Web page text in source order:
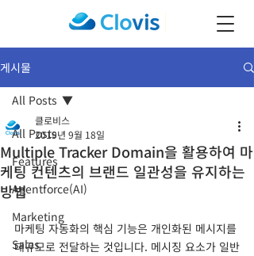
게시물
All Posts
Features
Agentforce(AI)
Marketing
Sales
All Posts
Multiple Tracker Domain을 활용하여 마
케팅 컨텐츠의 브랜드 일관성을 유지하는
방법
클로비스
2019년 9월 18일
마케팅 자동화의 핵심 기능은 개인화된 메시지를
대규모로 전달하는 것입니다. 메시징 요소가 일반